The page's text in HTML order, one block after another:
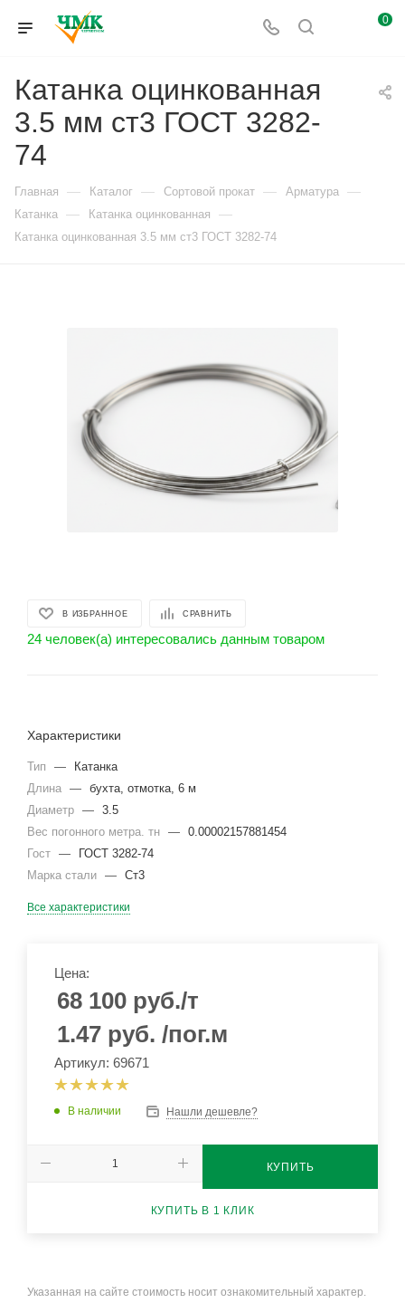
0
Катанка оцинкованная
3.5 мм ст3 ГОСТ 3282-
74
Главная — Каталог — Сортовой прокат — Арматура —
Катанка — Катанка оцинкованная —
Катанка оцинкованная 3.5 мм ст3 ГОСТ 3282-74
В ИЗБРАННОЕ СРАВНИТЬ
24 человек(а) интересовались данным товаром
Характеристики
Тип —
Катанка
Длина — бухта, отмотка, 6 м
Диаметр — 3.5
Вес погонного метра. тн — 0.00002157881454
Гост —
ГОСТ 3282-74
Марка стали — Ст3
Все характеристики
Цена:
68 100 руб./т
1.47 руб. /пог.м
Артикул: 69671
В наличии Нашли дешевле?
КУПИТЬ
КУПИТЬ В 1 КЛИК
Указанная на сайте стоимость носит ознакомительный характер.